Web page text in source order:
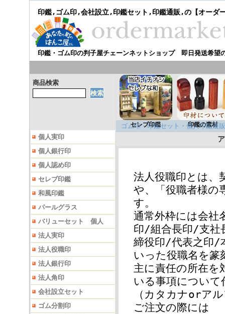
印鑑,ゴム印,会社設立,印鑑セット,印鑑通販,の【オーダ
印鑑・ゴム印の判子屋チェーンネットショップ 即日発送希望
商品検索
個人実印
個人銀行印
個人認め印
セレブ印鑑
和風印鑑
パールグラス
バリューセット 個人
法人実印
法人役職印
法人銀行印
法人角印
会社設立セット
ゴム分割印
セレブ印鑑 印鑑の素材
ゴム印・印鑑セット・個人印鑑通
法人役職印とは、
や、「役職者様の
す。
通常外枠には会社
印/組合長印/支社
締役印/代表之印/
いった役職名を篆
主に責任の所在を
いる事項について
（カタカナorア
ご注文の際には